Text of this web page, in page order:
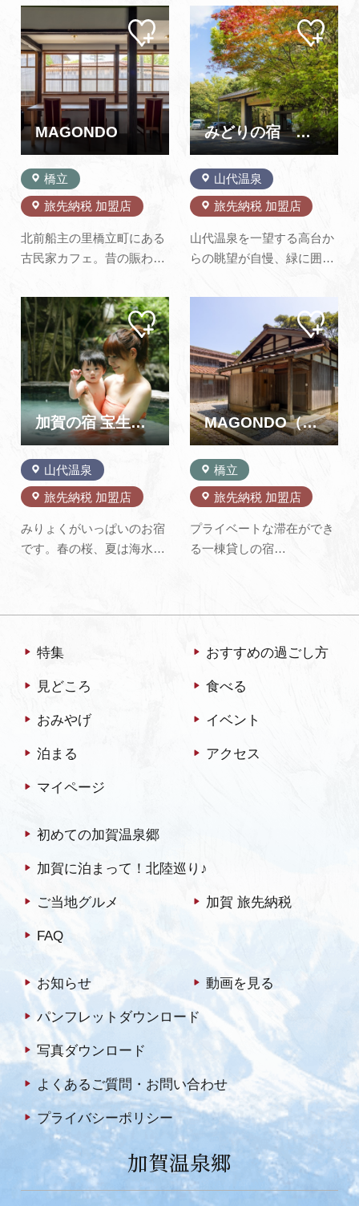
望める渓谷「鶴仙渓」の絶
景が魅力です。湯量が豊富
で、源泉100%の大浴場に
加えて、温泉露天風呂付の
特別室もございます。和モ
ダン客室など合わせて全43
室です。お料理は加賀・山
中の地域性…
謳われる霊峰白山。淡い色
をたたえる水面には四季
折々の彩りあざやかに訪れ
る人の心をゆっくりとゆる
ませてきました。古きを守
り現代のお客様にとって快
適な滞在を大切にしたおも
てなしで、…
MAGONDO
橋立
旅先納税 加盟店
北前船主の里橋立町にある
古民家カフェ。昔の賑わい
いという思いで設立しまし
た。今後は、BARも展開し
ていく予定です。皆様がふ
らっと立ち寄れる、そんな
場所にしたいと思っており
ます。ぜひお越しくださ
い。※MAGOICHI・
MAGONI・MAGOSAN(古
民…
マイ
ペー
ジに
追加
みどりの宿 萬松閣
山代温泉
旅先納税 加盟店
山代温泉を一望する高台か
らの眺望が自慢、緑に囲ま
24時間入浴可能な大浴場、
露天風呂は、加水・加温を
一切行わない拘りの天然温
泉です。無色透明なめらか
な湯は、温泉ソムリエが認
める美肌効果が期待できる
温泉No.1にも選ばれた、開
湯1300年…
マイ
ペー
ジに
追加
加賀の宿 宝生亭｜ウェルカムベビーのお宿
山代温泉
旅先納税 加盟店
みりょくがいっぱいのお宿
です。春の桜、夏は海水浴
が美味しい！！こんこんと
んでよし、料理、お酒とも
マイ
ペー
ジに
追加
MAGONDO（MAGOICHI・MAGONI・MAGOSAN）
橋立
旅先納税 加盟店
プライベートな滞在ができ
る一棟貸しの宿
懐かしい佇まいで心をなご
MAGONDO（まごんど）
設の管理棟です。
マイ
ペー
ジに
追加
特集 おすすめの過ごし方
見どころ 食べる
おみやげ イベント
泊まる アクセス
マイページ
初めての加賀温泉郷
加賀に泊まって！北陸巡り♪
ご当地グルメ 加賀 旅先納税
FAQ
お知らせ 動画を見る
パンフレットダウンロード
写真ダウンロード
よくあるご質問・お問い合わせ
プライバシーポリシー
加賀温泉郷